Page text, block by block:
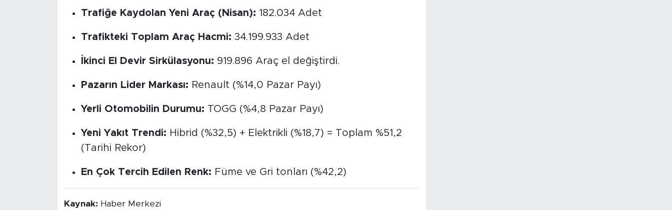
Trafiğe Kaydolan Yeni Araç (Nisan): 182.034 Adet
Trafikteki Toplam Araç Hacmi: 34.199.933 Adet
İkinci El Devir Sirkülasyonu: 919.896 Araç el değiştirdi.
Pazarın Lider Markası: Renault (%14,0 Pazar Payı)
Yerli Otomobilin Durumu: TOGG (%4,8 Pazar Payı)
Yeni Yakıt Trendi: Hibrid (%32,5) + Elektrikli (%18,7) = Toplam %51,2
(Tarihi Rekor)
En Çok Tercih Edilen Renk: Füme ve Gri tonları (%42,2)
Kaynak: Haber Merkezi